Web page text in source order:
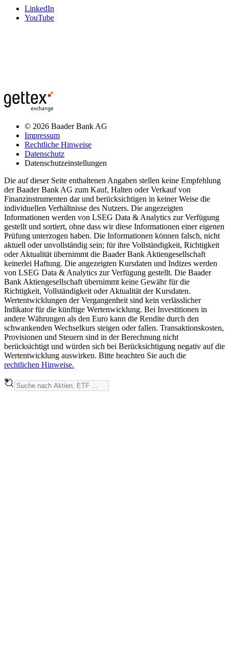
LinkedIn
YouTube
© 2026 Baader Bank AG
Impressum
Rechtliche Hinweise
Datenschutz
Datenschutzeinstellungen
Die auf dieser Seite enthaltenen Angaben stellen keine Empfehlung
der Baader Bank AG zum Kauf, Halten oder Verkauf von
Finanzinstrumenten dar und berücksichtigen in keiner Weise die
individuellen Verhältnisse des Nutzers. Die angezeigten
Informationen werden von LSEG Data & Analytics zur Verfügung
gestellt und sortiert, ohne dass wir diese Informationen einer eigenen
Prüfung unterzogen haben. Die Informationen können falsch, nicht
aktuell oder unvollständig sein; für ihre Vollständigkeit, Richtigkeit
oder Aktualität übernimmt die Baader Bank Aktiengesellschaft
keinerlei Haftung. Die angezeigten Kursdaten und Indizes werden
von LSEG Data & Analytics zur Verfügung gestellt. Die Baader
Bank Aktiengesellschaft übernimmt keine Gewähr für die
Richtigkeit, Vollständigkeit oder Aktualität der Kursdaten.
Wertentwicklungen der Vergangenheit sind kein verlässlicher
Indikator für die künftige Wertenwicklung. Bei Investitionen in
andere Währungen als den Euro kann die Rendite durch den
schwankenden Wechselkurs steigen oder fallen. Transaktionskosten,
Provisionen und Steuern sind in der Berechnung nicht
berücksichtigt und würden sich bei Berücksichtigung negativ auf die
Wertentwicklung auswirken. Bitte beachten Sie auch die
rechtlichen Hinweise.